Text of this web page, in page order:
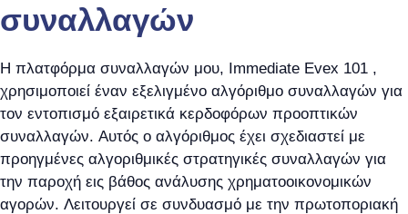
συναλλαγών
Η πλατφόρμα συναλλαγών μου, Immediate Evex 101 ,
χρησιμοποιεί έναν εξελιγμένο αλγόριθμο συναλλαγών για
τον εντοπισμό εξαιρετικά κερδοφόρων προοπτικών
συναλλαγών. Αυτός ο αλγόριθμος έχει σχεδιαστεί με
προηγμένες αλγοριθμικές στρατηγικές συναλλαγών για
την παροχή εις βάθος ανάλυσης χρηματοοικονομικών
αγορών. Λειτουργεί σε συνδυασμό με την πρωτοποριακή